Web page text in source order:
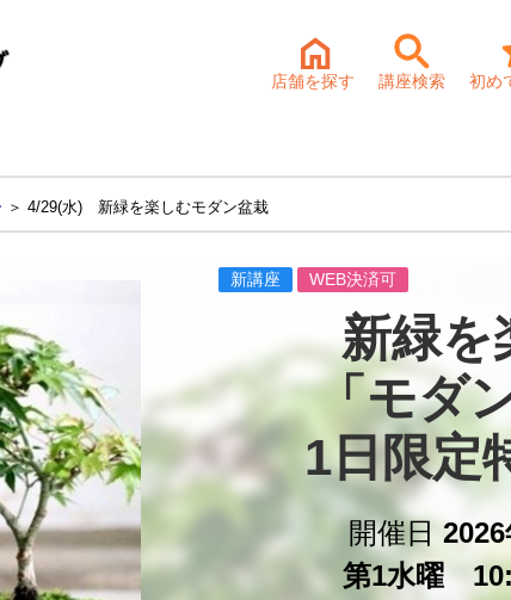
店舗を探す 講座検索 初め
＞ 4/29(水) 新緑を楽しむモダン盆栽
新講座 WEB決済可
新緑を
「モダ
1日限定
開催日 2026
第1水曜